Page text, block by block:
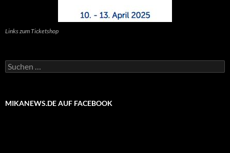
Links zum Ticketshop
Suchen
nach:
MIKANEWS.DE AUF FACEBOOK